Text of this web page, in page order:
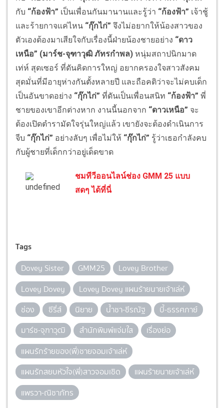
กับ “ก้องฟ้า” เป็นเพื่อนกันมานานและรู้ว่า “ก้องฟ้า” เจ้าชู้
และร้ายกาจแค่ไหน “กุ๊กไก่” จึงไม่อยากให้น้องสาวของ
ตัวเองต้องมาเสียใจกับเรื่องนี้ฝ่ายน้องชายอย่าง “ดาว
เหนือ” (มาร์ช-จุฑาวุฒิ ภัทรกำพล) หนุ่มสถาปนิกมาด
เท่ห์ สุดเซอร์ ที่ดันคิดการใหญ่ อยากครองใจสาวสังคม
สุดมั่นที่มีอายุห่างกันตั้งหลายปี และถือคติว่าจะไม่คบเด็ก
เป็นอันขาดอย่าง “กุ๊กไก่” ที่ดันเป็นเพื่อนสนิท “ก้องฟ้า” พี่
ชายของเขาอีกต่างหาก งานนี้นอกจาก “ดาวเหนือ” จะ
ต้องเปิดตำรามัดใจรุ่นใหญ่แล้ว เขายังจะต้องดำเนินการ
จีบ “กุ๊กไก่” อย่างลับๆ เพื่อไม่ให้ “กุ๊กไก่” รู้ว่าเธอกำลังคบ
กับผู้ชายที่เด็กกว่าอยู่เด็ดขาด
ชมทีวีออนไลน์ช่อง GMM 25 แบบ
สดๆ ได้ที่นี่
Tags
Dovey Sister GMM25
Lovey Brother
Lovey Dovey
Lovey Dovey แผนร้ายนายเจ้าเล่ห์
ช่อง
ซีรี่ส์ นิยาย น้ำชา-ชีรณัฐ
บี้-ธรรศภาย์
มาร์ช-จุฑาวุฒิ
สำนักพิมพ์แจ่มใส
เรื่องย่อ
แผนรักร้ายของ(พี่)ชายจอมเจ้าเล่ห์
แผนรักสยบหัวใจ(พี่)สาวจอมเชิด
แผนร้ายนายเจ้าเล่ห์
แพรวา-ณิชาภัทร